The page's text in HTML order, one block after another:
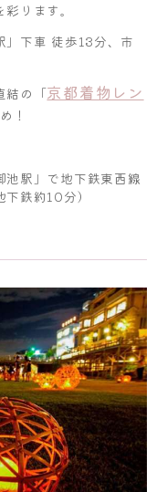
ります。
」下車 徒歩13分、市
結の「京都着物レン
！
駅」で地下鉄東西線
鉄約10分）